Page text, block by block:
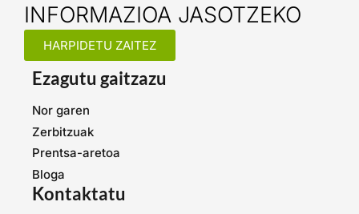
INFORMAZIOA JASOTZEKO
HARPIDETU ZAITEZ
Ezagutu gaitzazu
Nor garen
Zerbitzuak
Prentsa-aretoa
Bloga
Kontaktatu